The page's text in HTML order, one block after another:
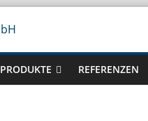
PRODUKTE REFERENZEN